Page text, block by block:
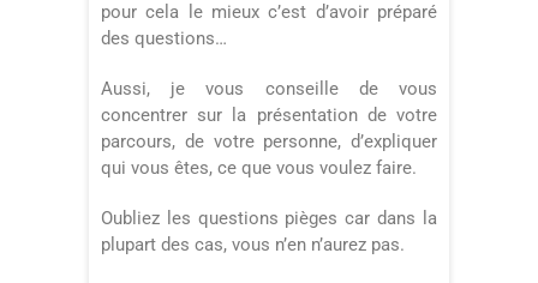
pour cela le mieux c’est d’avoir préparé
des questions…
Aussi, je vous conseille de vous
concentrer sur la présentation de votre
parcours, de votre personne, d’expliquer
qui vous êtes, ce que vous voulez faire.
Oubliez les questions pièges car dans la
plupart des cas, vous n’en n’aurez pas.